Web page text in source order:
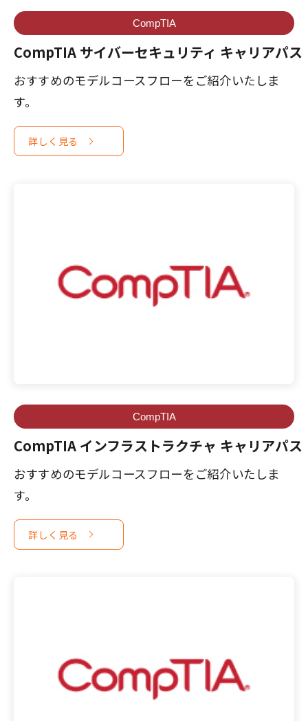
CompTIA
CompTIA サイバーセキュリティ キャリアパス
おすすめのモデルコースフローをご紹介いたしま
す。
詳しく見る
CompTIA
CompTIA インフラストラクチャ キャリアパス
おすすめのモデルコースフローをご紹介いたしま
す。
詳しく見る